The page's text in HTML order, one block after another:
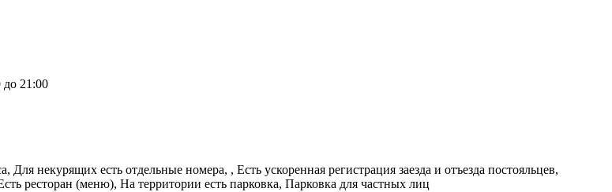
до 21:00
некурящих есть отдельные номера, , Есть ускоренная регистрация заезда и отъезда постояльцев,
ресторан (меню), На территории есть парковка, Парковка для частных лиц